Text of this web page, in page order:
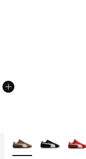
Plus de couleurs